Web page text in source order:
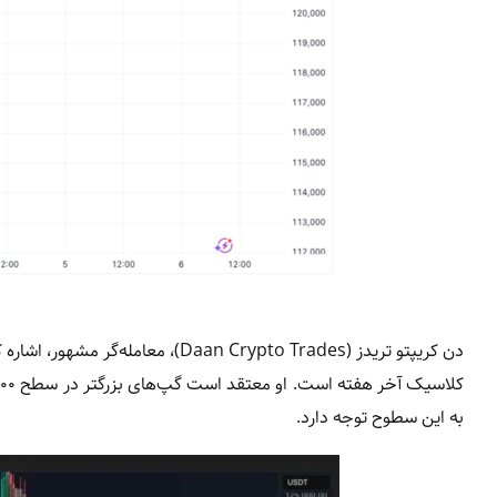
به این سطوح توجه دارد.